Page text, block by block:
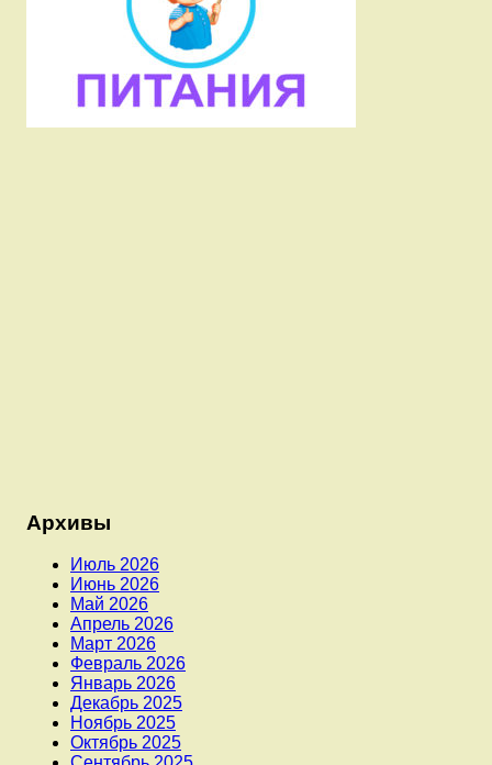
Архивы
Июль 2026
Июнь 2026
Май 2026
Апрель 2026
Март 2026
Февраль 2026
Январь 2026
Декабрь 2025
Ноябрь 2025
Октябрь 2025